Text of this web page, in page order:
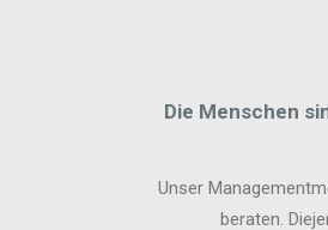
Die Menschen
Unser
beraten.